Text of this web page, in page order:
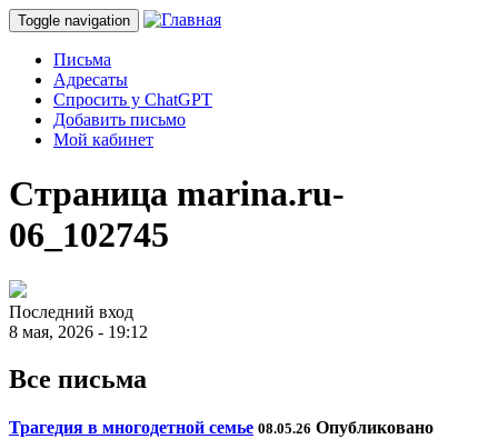
Toggle navigation
Письма
Адресаты
Спросить у ChatGPT
Добавить письмо
Мой кабинет
Страница marina.ru-
06_102745
Последний вход
8 мая, 2026 - 19:12
Все письма
Трагедия в многодетной семье 08.05.26 Опубликовано